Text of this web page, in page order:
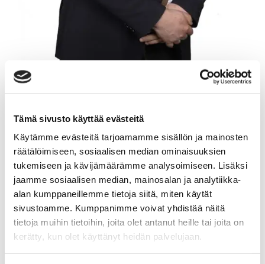
Tämä sivusto käyttää evästeitä
Käytämme evästeitä tarjoamamme sisällön ja mainosten
räätälöimiseen, sosiaalisen median ominaisuuksien
tukemiseen ja kävijämäärämme analysoimiseen. Lisäksi
jaamme sosiaalisen median, mainosalan ja analytiikka-
alan kumppaneillemme tietoja siitä, miten käytät
sivustoamme. Kumppanimme voivat yhdistää näitä
tietoja muihin tietoihin, joita olet antanut heille tai joita on
kerätty, kun olet käyttänyt heidän palvelujaan.
TERO-PEKKA LEHTONEN
Myyntineuvottelija, osakas
Sp-Koti Järvenpää | Jannen Koti Oy, 2892708-6
+358 50 301 9016
WhatsApp
tero-pekka.lehtonen@spkoti.fi
Sp-Koti Järvenpää